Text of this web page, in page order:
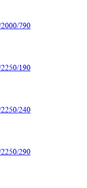
790
190
240
290